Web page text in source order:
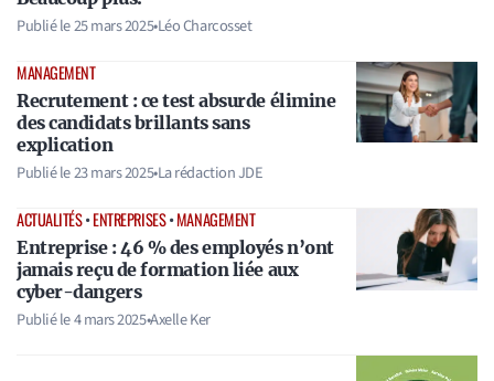
Publié le25 mars 2025•Léo Charcosset
MANAGEMENT
Recrutement : ce test absurde élimine
des candidats brillants sans
explication
Publié le23 mars 2025•La rédaction JDE
ACTUALITÉS•ENTREPRISES•MANAGEMENT
Entreprise : 46 % des employés n’ont
jamais reçu de formation liée aux
cyber-dangers
Publié le4 mars 2025•Axelle Ker